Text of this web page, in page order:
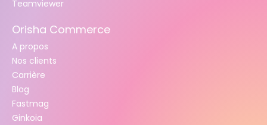
Teamviewer
Orisha Commerce
A propos
Nos clients
Carrière
Blog
Fastmag
Ginkoia